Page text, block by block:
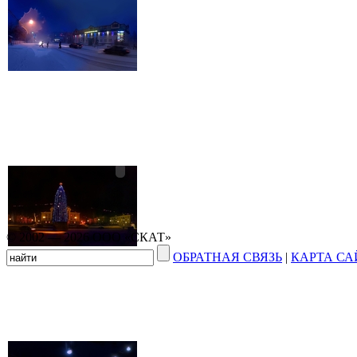
© 2002 — 2026 ООО «СКАТ»
ОБРАТНАЯ СВЯЗЬ | КАРТА